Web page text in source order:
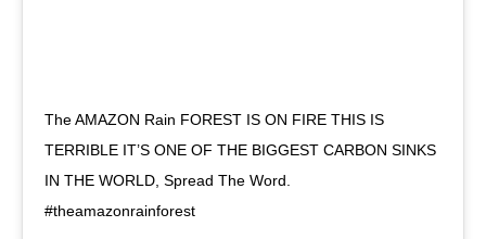
The AMAZON Rain FOREST IS ON FIRE THIS IS
TERRIBLE IT’S ONE OF THE BIGGEST CARBON SINKS
IN THE WORLD, Spread The Word.
#theamazonrainforest